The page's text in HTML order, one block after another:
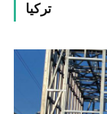
تركيا